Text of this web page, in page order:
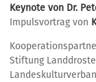
Keynote von Dr.
Impulsvortrag von
Stiftung